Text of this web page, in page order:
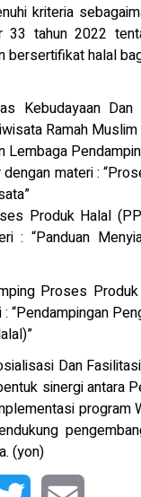
kriteria
33 tahun 2022
bersertifikat halal
Kebudayaan
Ramah Muslim
Lembaga
dengan materi :
Produk Halal
: “Panduan
Proses
“Pendampingan
Dan
sinergi antara
program
(yon)